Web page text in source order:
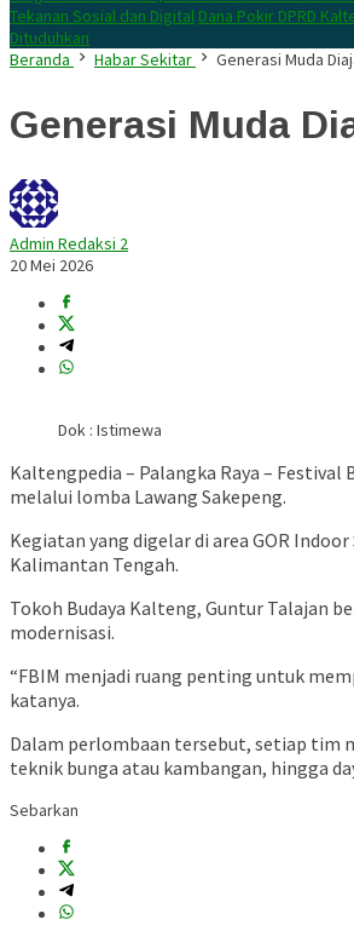
Tekanan Sosial dan Digital Dana Pokir DPRD
Dituduhkan
Beranda
Habar Sekitar Generasi Muda
Generasi Muda
Admin Redaksi 2
20 Mei 2026
Dok : Istimewa
Kaltengpedia – Palangka Raya –
melalui lomba Lawang Sakepeng.
Kegiatan yang digelar di area GOR
Kalimantan Tengah.
Tokoh Budaya Kalteng, Guntur Talajan
modernisasi.
“FBIM menjadi ruang penting untuk
katanya.
Dalam perlombaan tersebut, setiap tim
teknik bunga atau kambangan, hingga
Sebarkan